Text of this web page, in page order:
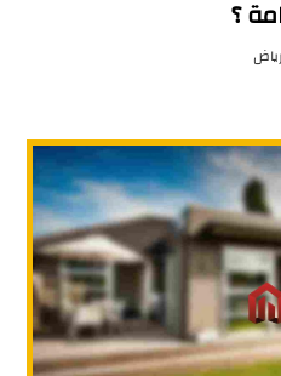
؟